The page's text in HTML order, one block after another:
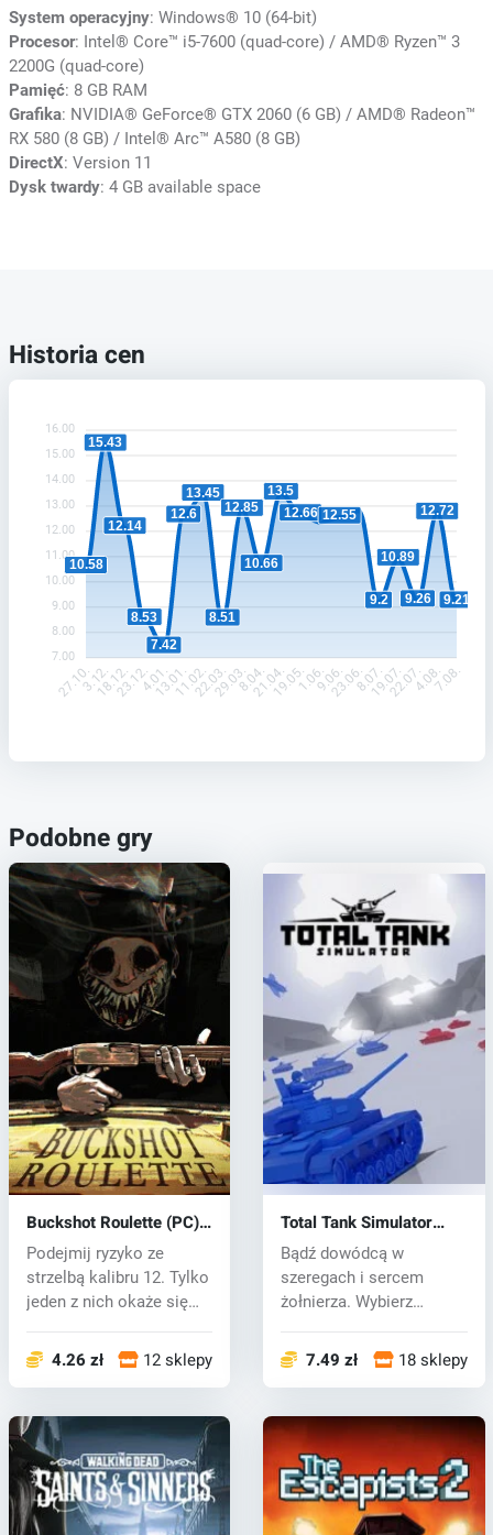
System operacyjny: Windows® 10 (64-bit)
Procesor: Intel® Core™ i5-7600 (quad-core) / AMD® Ryzen™ 3
2200G (quad-core)
Pamięć: 8 GB RAM
Grafika: NVIDIA® GeForce® GTX 2060 (6 GB) / AMD® Radeon™
RX 580 (8 GB) / Intel® Arc™ A580 (8 GB)
DirectX: Version 11
Dysk twardy: 4 GB available space
Historia cen
16.00
15.00
14.00
13.00
12.00
11.00
10.00
9.00
8.00
7.00
10.58
15.43
12.14
8.53
7.42
12.6
13.45
8.51
12.85
10.66
13.5
12.66 12.55
9.2
10.89
9.26
12.72
9.21
27.10.3.12.18.12.23.12.4.01.13.01.11.02.22.03.29.03.8.04.21.04.19.05.1.06.9.06.23.06.8.07.19.07.22.07.4.08.7.08.
Podobne gry
Buckshot Roulette (PC)
key
Podejmij ryzyko ze
strzelbą kalibru 12. Tylko
jeden z nich okaże się
4.26 zł 12 sklepy
Total Tank Simulator
(PC) key
Bądź dowódcą w
szeregach i sercem
żołnierza. Wybierz
7.49 zł 18 sklepy